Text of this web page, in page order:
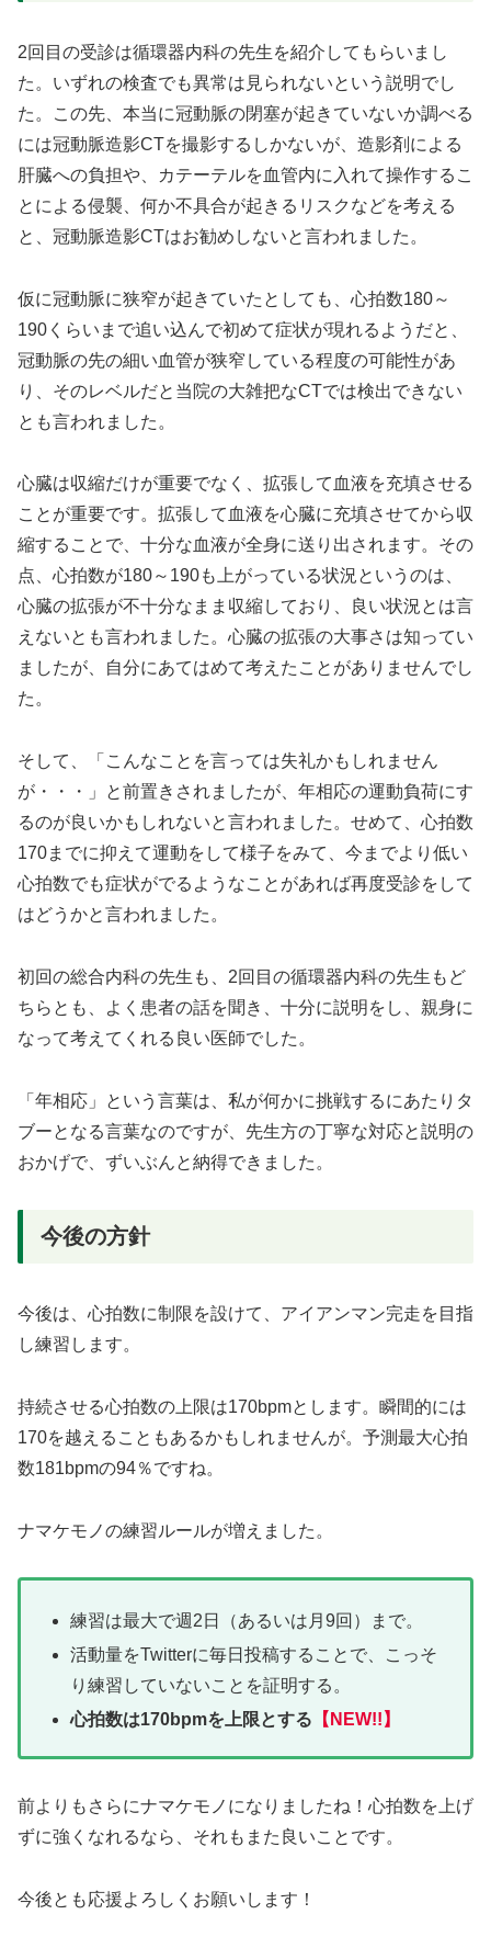
2回目の受診は循環器内科の先生を紹介してもらいまし
た。いずれの検査でも異常は見られないという説明でし
た。この先、本当に冠動脈の閉塞が起きていないか調べる
には冠動脈造影CTを撮影するしかないが、造影剤による
肝臓への負担や、カテーテルを血管内に入れて操作するこ
とによる侵襲、何か不具合が起きるリスクなどを考える
と、冠動脈造影CTはお勧めしないと言われました。
仮に冠動脈に狭窄が起きていたとしても、心拍数180～
190くらいまで追い込んで初めて症状が現れるようだと、
冠動脈の先の細い血管が狭窄している程度の可能性があ
り、そのレベルだと当院の大雑把なCTでは検出できない
とも言われました。
心臓は収縮だけが重要でなく、拡張して血液を充填させる
ことが重要です。拡張して血液を心臓に充填させてから収
縮することで、十分な血液が全身に送り出されます。その
点、心拍数が180～190も上がっている状況というのは、
心臓の拡張が不十分なまま収縮しており、良い状況とは言
えないとも言われました。心臓の拡張の大事さは知ってい
ましたが、自分にあてはめて考えたことがありませんでし
た。
そして、「こんなことを言っては失礼かもしれません
が・・・」と前置きされましたが、年相応の運動負荷にす
るのが良いかもしれないと言われました。せめて、心拍数
170までに抑えて運動をして様子をみて、今までより低い
心拍数でも症状がでるようなことがあれば再度受診をして
はどうかと言われました。
初回の総合内科の先生も、2回目の循環器内科の先生もど
ちらとも、よく患者の話を聞き、十分に説明をし、親身に
なって考えてくれる良い医師でした。
「年相応」という言葉は、私が何かに挑戦するにあたりタ
ブーとなる言葉なのですが、先生方の丁寧な対応と説明の
おかげで、ずいぶんと納得できました。
今後の方針
今後は、心拍数に制限を設けて、アイアンマン完走を目指
し練習します。
持続させる心拍数の上限は170bpmとします。瞬間的には
170を越えることもあるかもしれませんが。予測最大心拍
数181bpmの94％ですね。
ナマケモノの練習ルールが増えました。
練習は最大で週2日（あるいは月9回）まで。
活動量をTwitterに毎日投稿することで、こっそ
り練習していないことを証明する。
心拍数は170bpmを上限とする 【N EW!!】
前よりもさらにナマケモノになりましたね！心拍数を上げ
ずに強くなれるなら、それもまた良いことです。
今後とも応援よろしくお願いします！